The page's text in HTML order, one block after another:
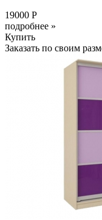
19000 Р
подробнее »
Купить
Заказать по своим